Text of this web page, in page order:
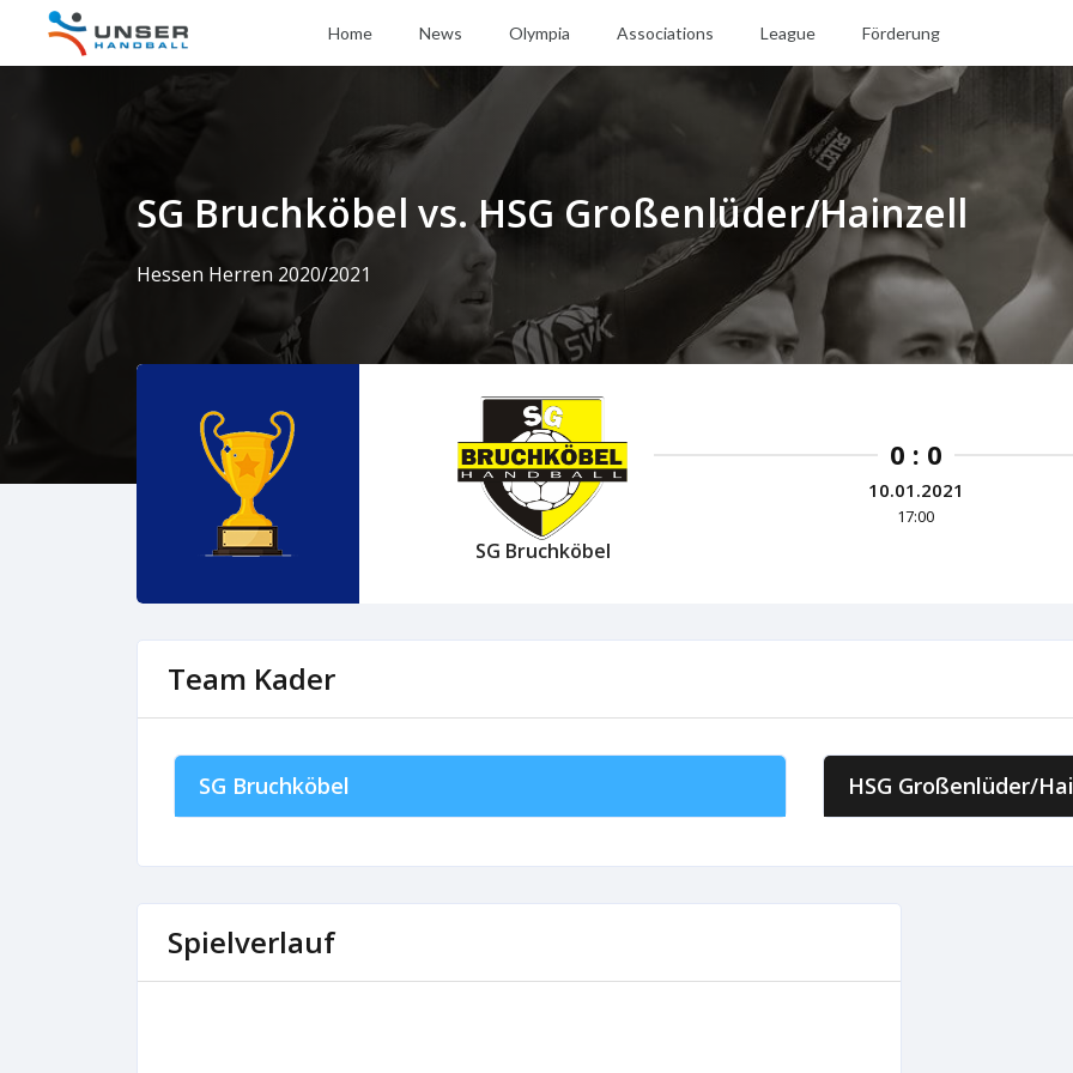
Home News Olympia Associations League Förderung
SG Bruchköbel vs. HSG Großenlüder/Hainzell
Hessen Herren 2020/2021
SG Bruchköbel
0 : 0
10.01.2021
17:00
Team Kader
SG Bruchköbel HSG Großenlüder/
Spielverlauf